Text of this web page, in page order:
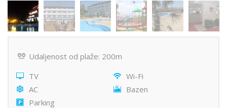
Udaljenost od plaže: 200m
TV
Wi-Fi
AC
Bazen
Parking